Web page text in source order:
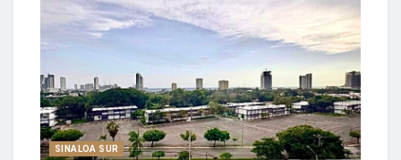
SINALOA SUR